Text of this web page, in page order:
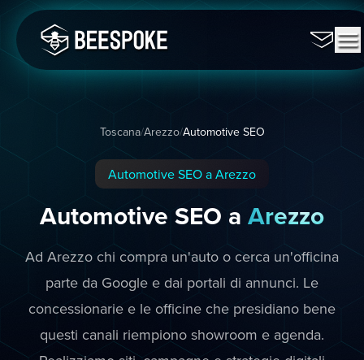
Toscana/Arezzo/Automotive SEO
Automotive SEO a Arezzo
Automotive SEO a Arezzo
Ad Arezzo chi compra un'auto o cerca un'officina
parte da Google e dai portali di annunci. Le
concessionarie e le officine che presidiano bene
questi canali riempiono showroom e agenda.